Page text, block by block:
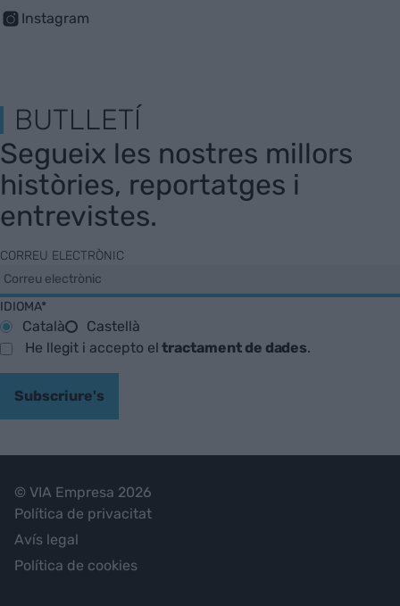
Instagram
BUTLLETÍ
Segueix les nostres millors
històries, reportatges i
entrevistes.
CORREU ELECTRÒNIC
IDIOMA*
Català
Castellà
He llegit i accepto eltractament de dades.
Subscriure's
© VIA Empresa 2026
Política de privacitat
Avís legal
Política de cookies